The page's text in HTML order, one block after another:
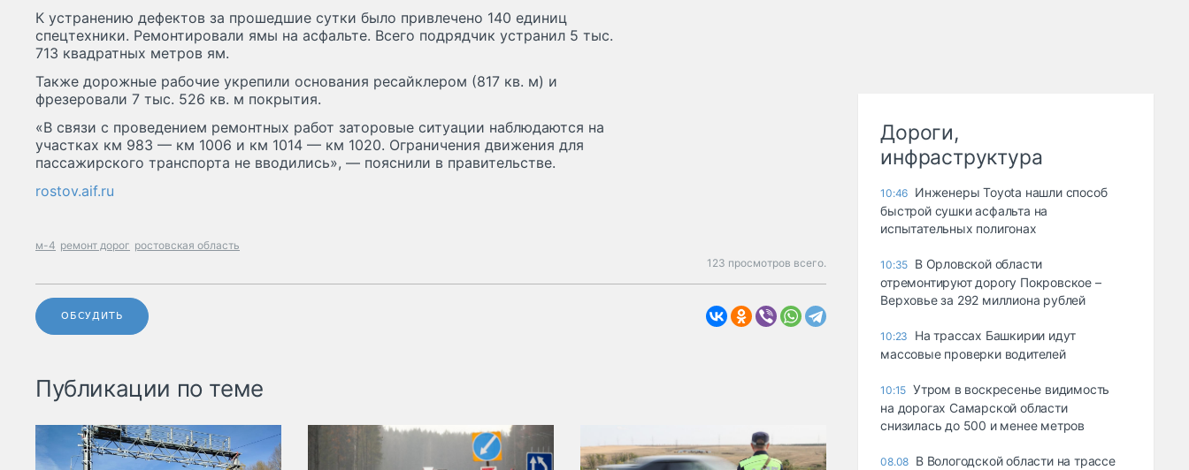
К устранению дефектов за прошедшие сутки было привлечено 140 единиц
спецтехники. Ремонтировали ямы на асфальте. Всего подрядчик устранил 5 тыс.
713 квадратных метров ям.
Также дорожные рабочие укрепили основания ресайклером (817 кв. м) и
фрезеровали 7 тыс. 526 кв. м покрытия.
«В связи с проведением ремонтных работ заторовые ситуации наблюдаются на
участках км 983 — км 1006 и км 1014 — км 1020. Ограничения движения для
пассажирского транспорта не вводились», — пояснили в правительстве.
rostov.aif.ru
м-4 ремонт дорог ростовская область
123 просмотров всего.
ОБСУДИТЬ
Публикации по теме
Дороги,
инфраструктура
10:46 Инженеры Toyota нашли способ
быстрой сушки асфальта на
испытательных полигонах
10:35 В Орловской области
отремонтируют дорогу Покровское –
Верховье за 292 миллиона рублей
10:23
На трассах Башкирии идут
массовые проверки водителей
10:15 Утром в воскресенье видимость
на дорогах Самарской области
снизилась до 500 и менее метров
08.08 В Вологодской области на трассе